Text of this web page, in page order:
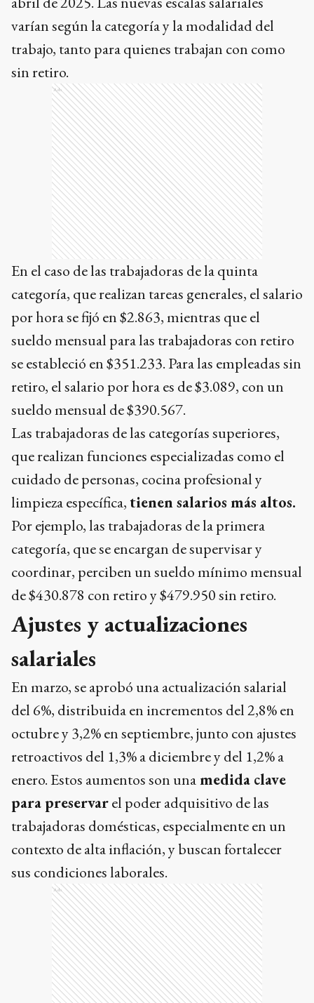
varían según la categoría y la modalidad del
trabajo, tanto para quienes trabajan con como
sin retiro.
Ads
En el caso de las trabajadoras de la quinta
categoría, que realizan tareas generales, el salario
por hora se fijó en $2.863, mientras que el
sueldo mensual para las trabajadoras con retiro
se estableció en $351.233. Para las empleadas sin
retiro, el salario por hora es de $3.089, con un
sueldo mensual de $390.567.
Las trabajadoras de las categorías superiores,
que realizan funciones especializadas como el
cuidado de personas, cocina profesional y
limpieza específica,tienen salarios más altos.
Por ejemplo, las trabajadoras de la primera
categoría, que se encargan de supervisar y
coordinar, perciben un sueldo mínimo mensual
de $430.878 con retiro y $479.950 sin retiro.
Ajustes y actualizaciones
salariales
En marzo, se aprobó una actualización salarial
del 6%, distribuida en incrementos del 2,8% en
octubre y 3,2% en septiembre, junto con ajustes
retroactivos del 1,3% a diciembre y del 1,2% a
enero. Estos aumentos son unamedida clave
para preservarel poder adquisitivo de las
trabajadoras domésticas, especialmente en un
contexto de alta inflación, y buscan fortalecer
sus condiciones laborales.
Ads